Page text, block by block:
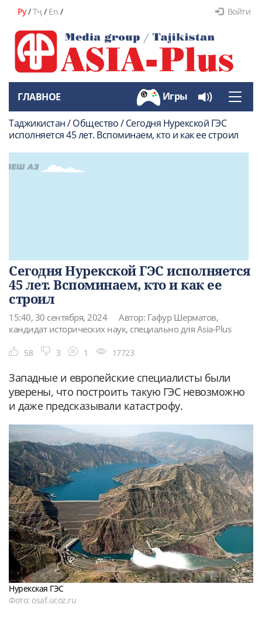
Ру/Тҷ/ En / Войти
Toggle
ГЛАВНОЕ Игры
Таджикистан / Общество / Сегодня Нурекской ГЭС
исполняется 45 лет. Вспоминаем, кто и как ее строил
Сегодня Нурекской ГЭС исполняется
45 лет. Вспоминаем, кто и как ее
строил
15:40, 30 сентября, 2024
Автор: Гафур Шерматов,
кандидат исторических наук, специально для Asia-Plus
58 3 1 17723
Западные и европейские специалисты были
уверены, что построить такую ГЭС невозможно
и даже предсказывали катастрофу.
Нурекская ГЭС
Фото: osaf.ucoz.ru